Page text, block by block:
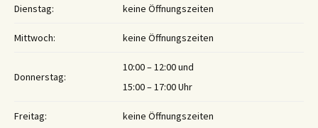
Dienstag: keine Öffnungszeiten
Mittwoch: keine Öffnungszeiten
Donnerstag:
10:00 – 12:00 und
15:00 – 17:00 Uhr
Freitag: keine Öffnungszeiten